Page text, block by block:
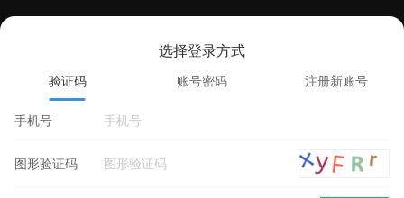
选择登录方式
验证码 账号密码 注册新账号
手机号
图形验证码